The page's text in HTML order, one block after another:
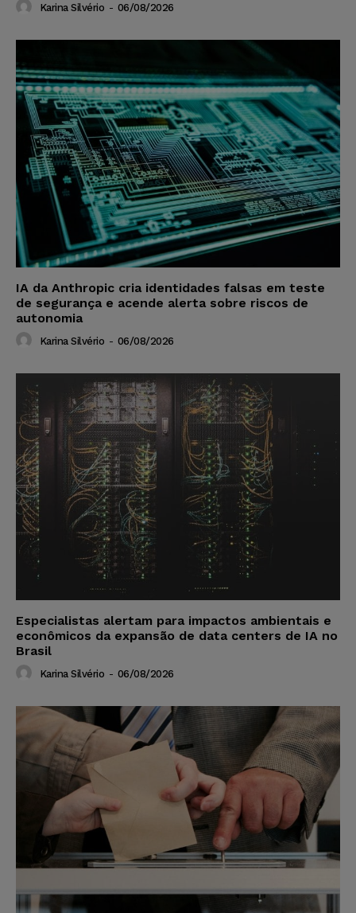
Karina Silvério - 06/08/2026
IA da Anthropic cria identidades falsas em teste
de segurança e acende alerta sobre riscos de
autonomia
Karina Silvério - 06/08/2026
Especialistas alertam para impactos ambientais e
econômicos da expansão de data centers de IA no
Brasil
Karina Silvério - 06/08/2026